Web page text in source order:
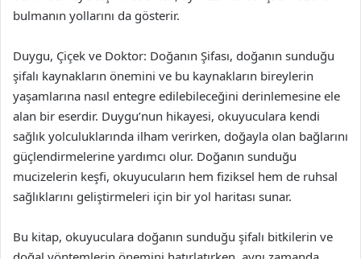
bulmanın yollarını da gösterir.
Duygu, Çiçek ve Doktor: Doğanın Şifası, doğanın sunduğu
şifalı kaynakların önemini ve bu kaynakların bireylerin
yaşamlarına nasıl entegre edilebileceğini derinlemesine ele
alan bir eserdir. Duygu’nun hikayesi, okuyuculara kendi
sağlık yolculuklarında ilham verirken, doğayla olan bağlarını
güçlendirmelerine yardımcı olur. Doğanın sunduğu
mucizelerin keşfi, okuyucuların hem fiziksel hem de ruhsal
sağlıklarını geliştirmeleri için bir yol haritası sunar.
Bu kitap, okuyuculara doğanın sunduğu şifalı bitkilerin ve